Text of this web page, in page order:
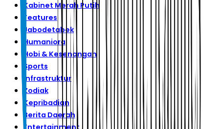
Kabinet Merah Putih
Features
Jabodetabek
Humaniora
Hobi & Kesenangan
Sports
Infrastruktur
Zodiak
Kepribadian
Berita Daerah